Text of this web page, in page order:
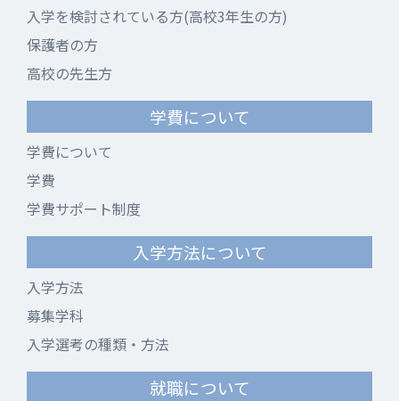
入学を検討されている方(高校3年生の方)
保護者の方
高校の先生方
学費について
学費について
学費
学費サポート制度
入学方法について
入学方法
募集学科
入学選考の種類・方法
就職について